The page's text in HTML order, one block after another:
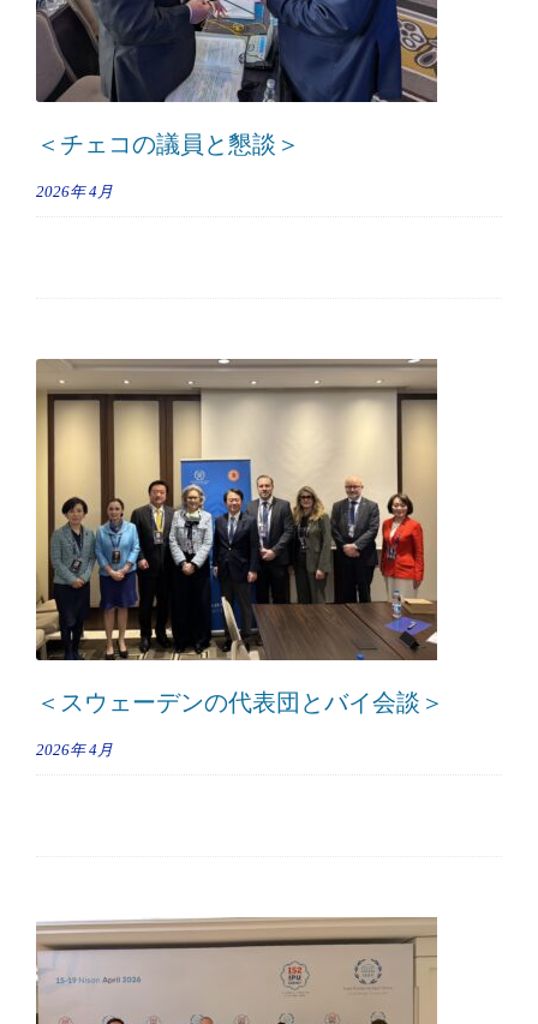
＜チェコの議員と懇談＞
2026年 4月
＜スウェーデンの代表団とバイ会談＞
2026年 4月